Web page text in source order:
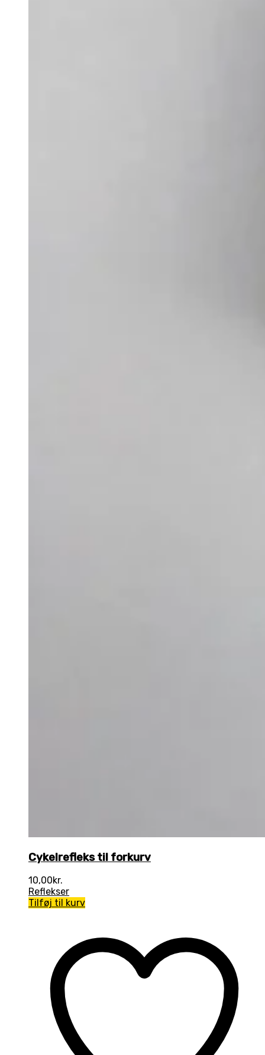
Cykelrefleks til forkurv
10,00kr.
Reflekser
Tilføj til kurv